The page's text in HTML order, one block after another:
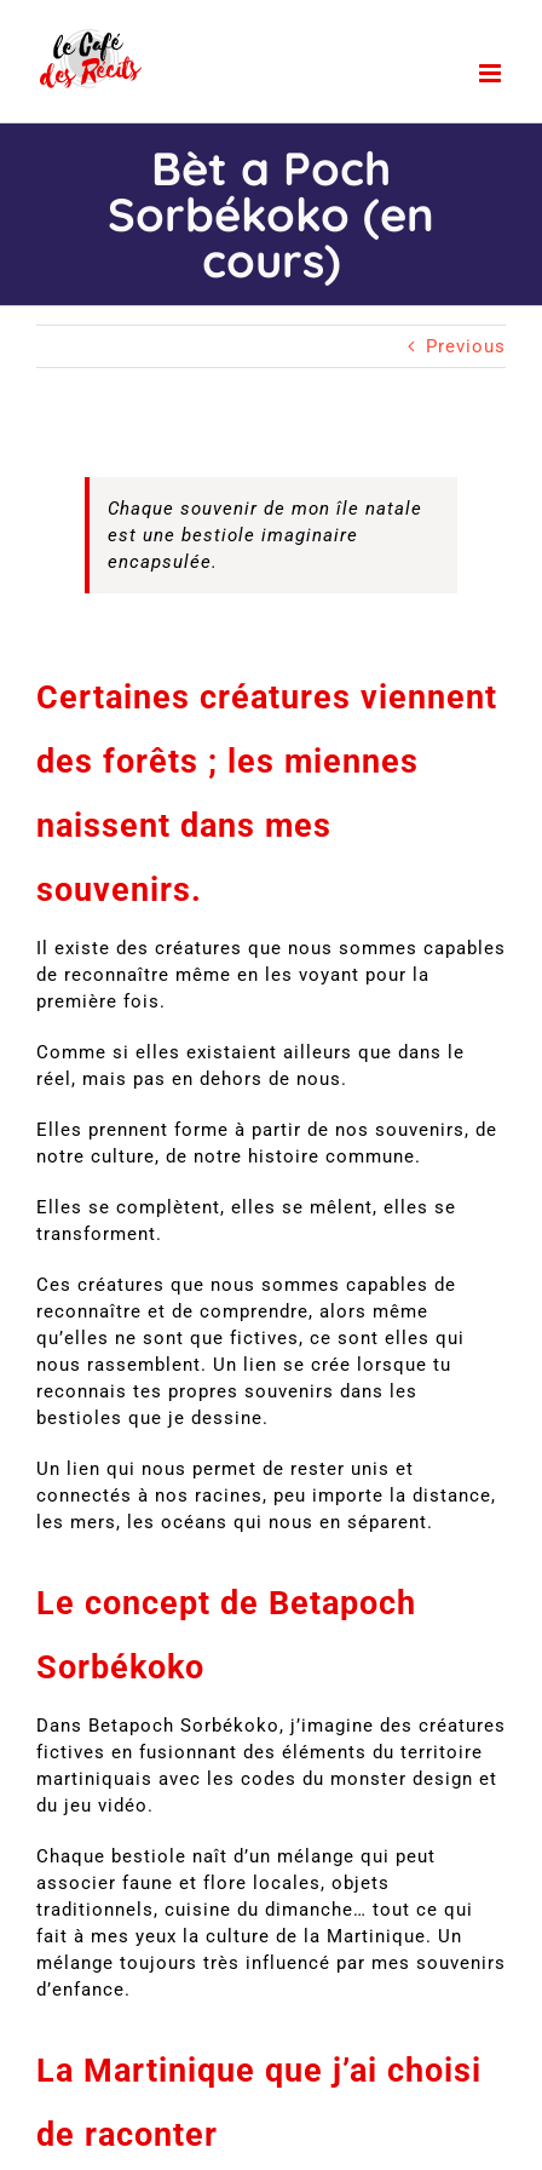
contenu
Bèt a Poch
Sorbékoko (en
cours)
Previous
Chaque souvenir de mon île natale
est une bestiole imaginaire
encapsulée.
Certaines créatures viennent
des forêts ; les miennes
naissent dans mes
souvenirs.
Il existe des créatures que nous sommes capables
de reconnaître même en les voyant pour la
première fois.
Comme si elles existaient ailleurs que dans le
réel, mais pas en dehors de nous.
Elles prennent forme à partir de nos souvenirs, de
notre culture, de notre histoire commune.
Elles se complètent, elles se mêlent, elles se
transforment.
Ces créatures que nous sommes capables de
reconnaître et de comprendre, alors même
qu’elles ne sont que fictives, ce sont elles qui
nous rassemblent. Un lien se crée lorsque tu
reconnais tes propres souvenirs dans les
bestioles que je dessine.
Un lien qui nous permet de rester unis et
connectés à nos racines, peu importe la distance,
les mers, les océans qui nous en séparent.
Le concept de Betapoch
Sorbékoko
Dans Betapoch Sorbékoko, j’imagine des créatures
fictives en fusionnant des éléments du territoire
martiniquais avec les codes du monster design et
du jeu vidéo.
Chaque bestiole naît d’un mélange qui peut
associer faune et flore locales, objets
traditionnels, cuisine du dimanche… tout ce qui
fait à mes yeux la culture de la Martinique. Un
mélange toujours très influencé par mes souvenirs
d’enfance.
La Martinique que j’ai choisi
de raconter